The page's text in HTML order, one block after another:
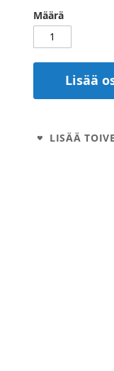
Määrä
Lisää
LISÄÄ